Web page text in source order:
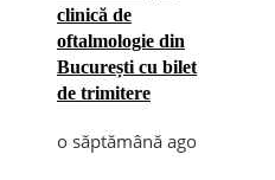
clinică de
oftalmologie din
București cu bilet
de trimitere
o săptămână ago